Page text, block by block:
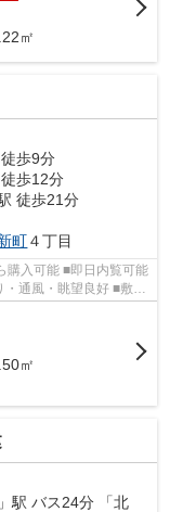
㎡
徒歩9分
徒歩12分
徒歩21分
町４丁目
通風・眺望良好 ■敷地
㎡
」駅 バス24分 「北